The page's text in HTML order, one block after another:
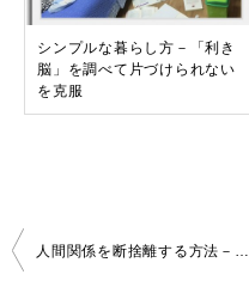
シンプルな暮らし方－「利き
脳」を調べて片づけられない
を克服
投
人間関係を断捨離する方法－僕が実践して得られた５つの効果